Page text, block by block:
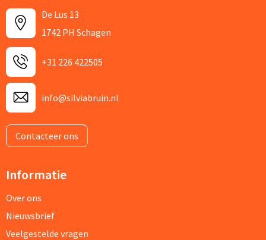
De Lus 13
1742 PH Schagen
+31 226 422505
info@silviabruin.nl
Contacteer ons
Informatie
Over ons
Nieuwsbrief
Veelgestelde vragen